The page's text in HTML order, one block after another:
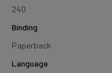
240
Binding
Paperback
Language